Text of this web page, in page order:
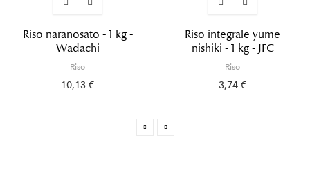
Riso naranosato - 1 kg -
Wadachi
Riso
10,13 €
Riso integrale yume
nishiki - 1 kg - JFC
Riso
3,74 €